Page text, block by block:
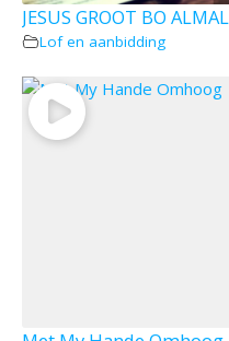
JESUS GROOT BO ALMAL
Lof en aanbidding